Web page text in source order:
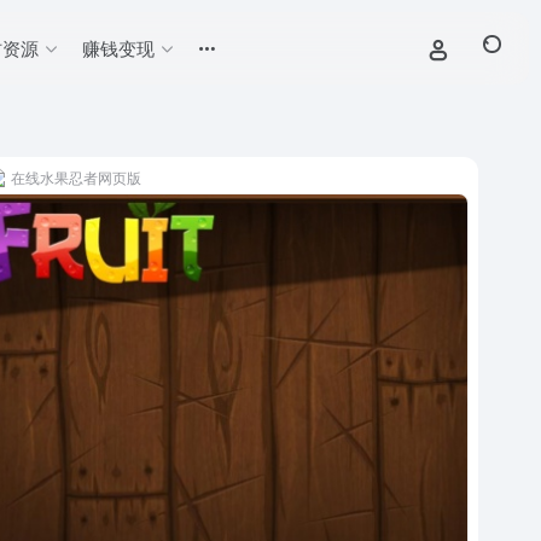
源 赚钱变现
在线水果忍者网页版